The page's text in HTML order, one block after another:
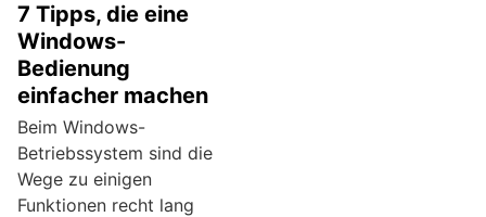
7 Tipps, die eine
Windows-
Bedienung
einfacher machen
Beim Windows-
Betriebssystem sind die
Wege zu einigen
Funktionen recht lang